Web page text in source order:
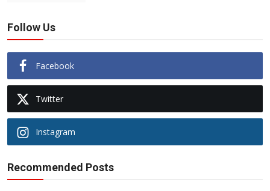
Follow Us
Facebook
Twitter
Instagram
Recommended Posts